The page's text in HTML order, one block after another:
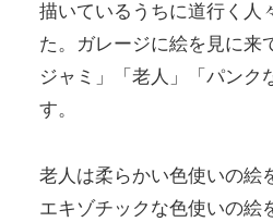
描いているうちに道行く人
た。ガレージに絵を見に来
ジャミ」「老人」「パンク
す。
老人は柔らかい色使いの絵
エキゾチックな色使いの絵